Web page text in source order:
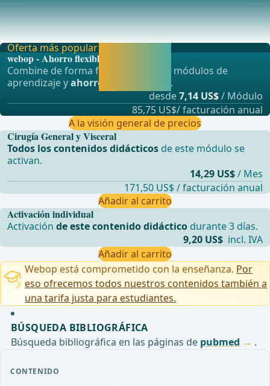
CONTENIDO
Estudio de observación de cirugía bariátrica parte 2 Un
estudio observacional de pacientes que se s
Activación individual
Activaciónde este contenido didáctico durante 3 días.
9,20 US$ incl. IVA
Añadir al carrito
Oferta más popular
webop - Ahorro flexible
Combine de forma flexible nuestros módulos de
aprendizaje yahorre hasta un 50% .
desde7,14 US$/ Módulo
85,75 US$/ facturación anual
A la visión general de precios
Cirugía General y Visceral
Todos los contenidos didácticos de este módulo se
activan.
14,29 US$/ Mes
171,50 US$ / facturación anual
Añadir al carrito
Webop está comprometido con la enseñanza. Por
eso ofrecemos todos nuestros contenidos también a
una tarifa justa para estudiantes.
BÚSQUEDA BIBLIOGRÁFICA
Búsqueda bibliográfica en las páginas de pubmed .